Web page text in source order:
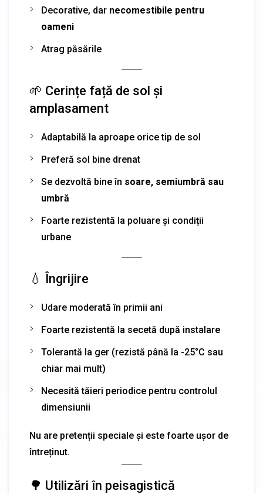
Decorative, dar necomestibile pentru
oameni
Atrag păsările
🌱 Cerințe față de sol și
amplasament
Adaptabilă la aproape orice tip de sol
Preferă sol bine drenat
Se dezvoltă bine în soare, semiumbră sau
umbră
Foarte rezistentă la poluare și condiții
urbane
💧 Îngrijire
Udare moderată în primii ani
Foarte rezistentă la secetă după instalare
Tolerantă la ger (rezistă până la -25°C sau
chiar mai mult)
Necesită tăieri periodice pentru controlul
dimensiunii
Nu are pretenții speciale și este foarte ușor de
întreținut.
🌳 Utilizări în peisagistică